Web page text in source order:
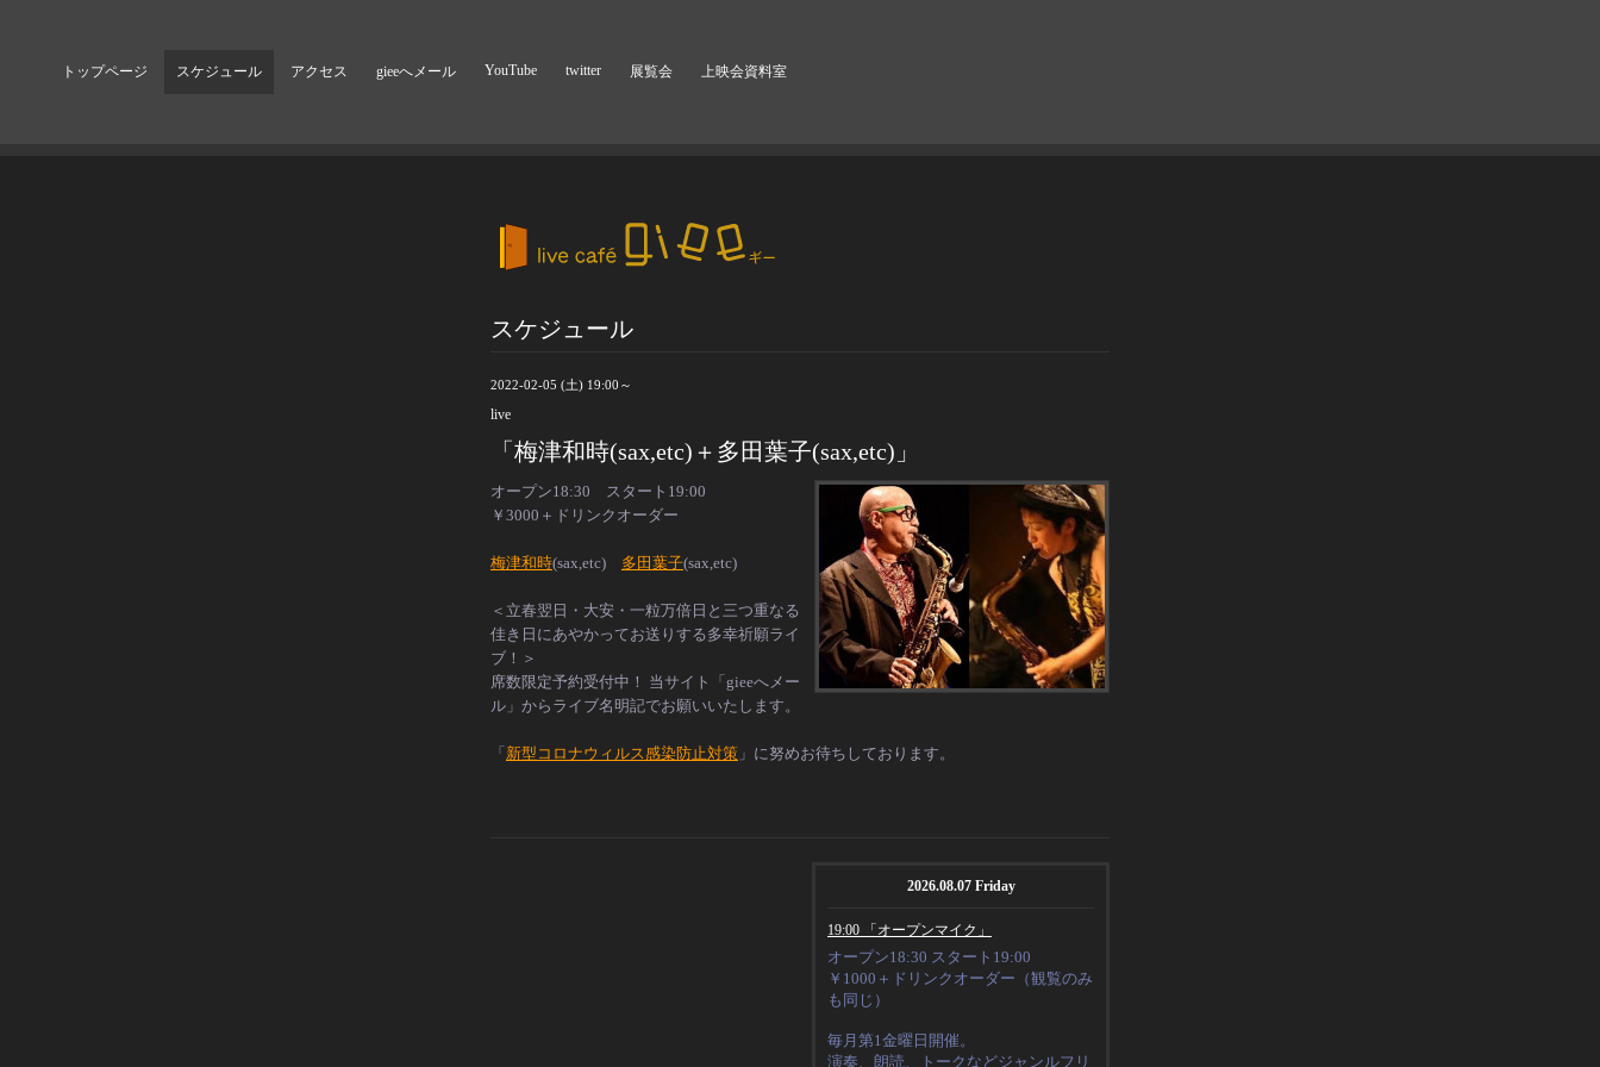
トップページ スケジュール アクセス gieeへメール YouTube twitter 展覧会 上映会資料室
スケジュール
2022-02-05 (土) 19:00～
live
「梅津和時(sax,etc)＋多田葉子(sax,etc)」
オープン18:30 スタート 19:00
￥ 3000 ＋ドリンクオーダー
梅津和時(sax,etc) 多田葉子(sax,etc)
＜立春翌日・大安・一粒万倍日と三つ重なる
佳き日にあやかってお送りする多幸祈願ライ
ブ！＞
席数限定予約受付中！ 当サイト「 gieeへメー
ル」からライブ名明記でお願いいたします。
「 新型コロナウィルス感染防止対策 」に努めお待ちしております。
2026.08.07 Friday
19:00 「オープンマイク」
オープン18:30 スタート19:00
￥1000＋ドリンクオーダー（観覧のみ
も同じ）
毎月第1金曜日開催。
演奏、朗読、トークなどジャンルフリ